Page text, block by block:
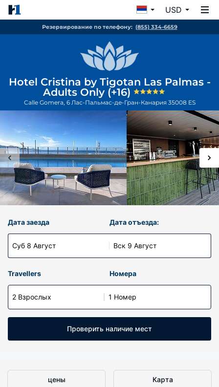
USD
Резервирование по телефону: (855) 334-6659
Hotel Cristina by Tigotan Las Palmas -
Adults Only (+16)
Calle Gomera, 6 Лас-Пальмас-де-Гран-Канария 35008 ES
Дата заезда
Суб 8 Август
Дата отъезда:
Вск 9 Август
Travellers Номера
2 Взрослых 1 Номер
Проверить наличие мест
цены Карта